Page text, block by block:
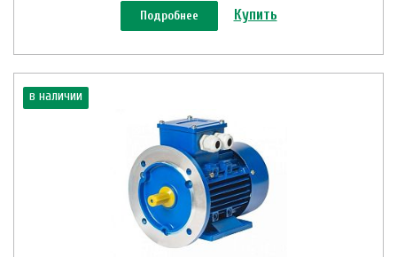
Подробнее Купить
в наличии